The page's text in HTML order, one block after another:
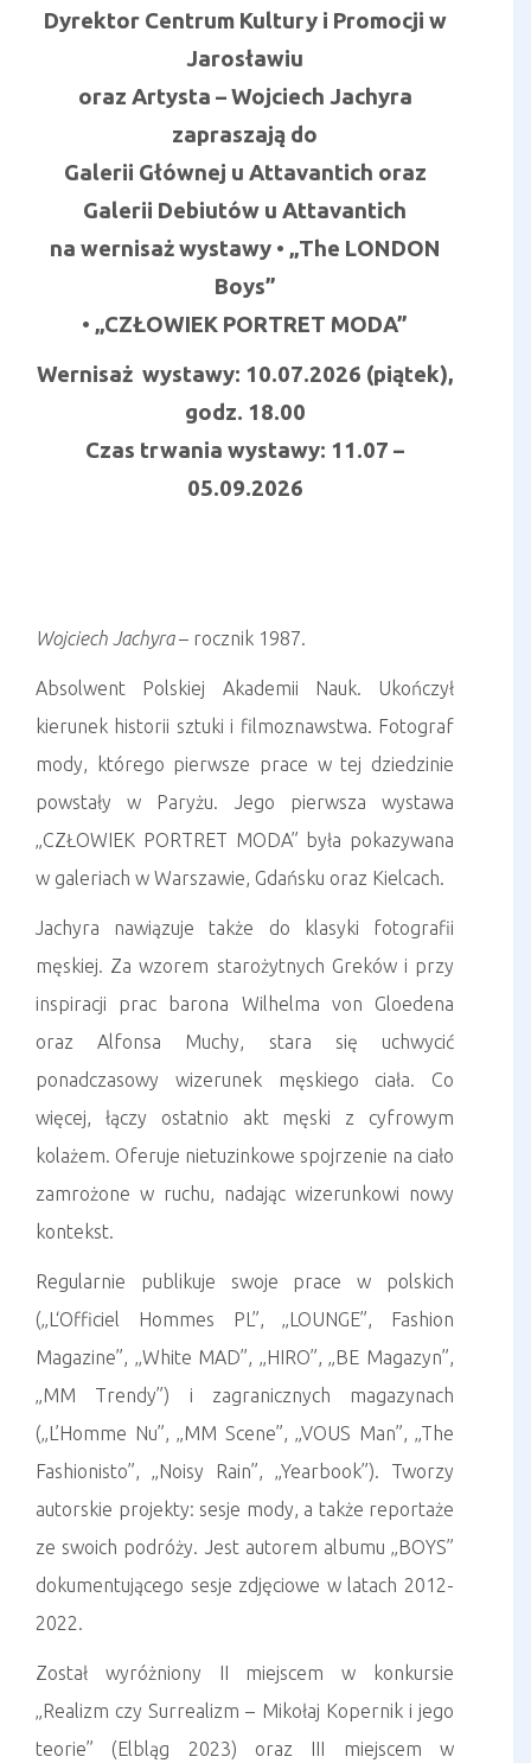
Dyrektor Centrum Kultury i Promocji w
Jarosławiu
oraz Artysta – Wojciech Jachyra
zapraszają do
Galerii Głównej u Attavantich oraz
Galerii Debiutów u Attavantich
na wernisaż wystawy • „The LONDON
Boys”
• „CZŁOWIEK PORTRET MODA”
Wernisaż wystawy: 10.07.2026 (piątek),
godz. 18.00
Czas trwania wystawy: 11.07 –
05.09.2026
Wojciech Jachyra– rocznik 1987.
Absolwent Polskiej Akademii Nauk. Ukończył
kierunek historii sztuki i filmoznawstwa. Fotograf
mody, którego pierwsze prace w tej dziedzinie
powstały w Paryżu. Jego pierwsza wystawa
„CZŁOWIEK PORTRET MODA” była pokazywana
w galeriach w Warszawie, Gdańsku oraz Kielcach.
Jachyra nawiązuje także do klasyki fotografii
męskiej. Za wzorem starożytnych Greków i przy
inspiracji prac barona Wilhelma von Gloedena
oraz Alfonsa Muchy, stara się uchwycić
ponadczasowy wizerunek męskiego ciała. Co
więcej, łączy ostatnio akt męski z cyfrowym
kolażem. Oferuje nietuzinkowe spojrzenie na ciało
zamrożone w ruchu, nadając wizerunkowi nowy
kontekst.
Regularnie publikuje swoje prace w polskich
(„L‘Officiel Hommes PL”, „LOUNGE”, Fashion
Magazine”, „White MAD”, „HIRO”, „BE Magazyn”,
„MM Trendy”) i zagranicznych magazynach
(„L’Homme Nu”, „MM Scene”, „VOUS Man”, „The
Fashionisto”, „Noisy Rain”, „Yearbook”). Tworzy
autorskie projekty: sesje mody, a także reportaże
ze swoich podróży. Jest autorem albumu „BOYS”
dokumentującego sesje zdjęciowe w latach 2012-
2022.
Został wyróżniony II miejscem w konkursie
„Realizm czy Surrealizm – Mikołaj Kopernik i jego
teorie” (Elbląg 2023) oraz III miejscem w